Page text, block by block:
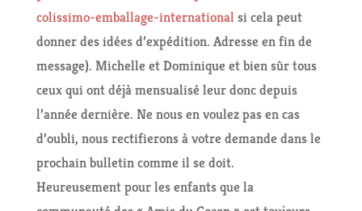
colissimo-emballage-internationalsi cela peut
donner des idées d’expédition. Adresse en fin de
message). Michelle et Dominique et bien sûr tous
ceux qui ont déjà mensualisé leur donc depuis
l’année dernière. Ne nous en voulez pas en cas
d’oubli, nous rectifierons à votre demande dans le
prochain bulletin comme il se doit.
Heureusement pour les enfants que la